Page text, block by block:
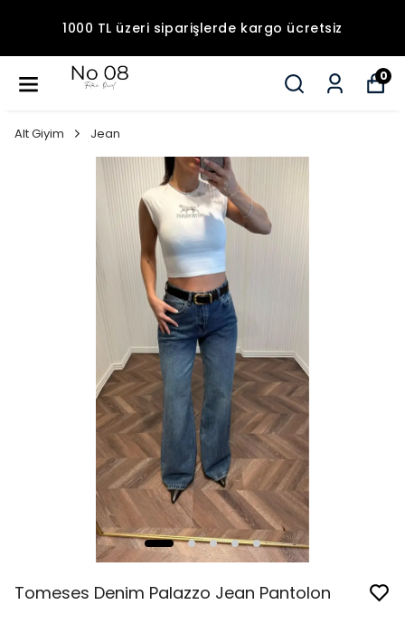
1000 TL üzeri siparişlerde kargo ücretsiz
0
Alt Giyim Jean
Tomeses Denim Palazzo Jean Pantolon